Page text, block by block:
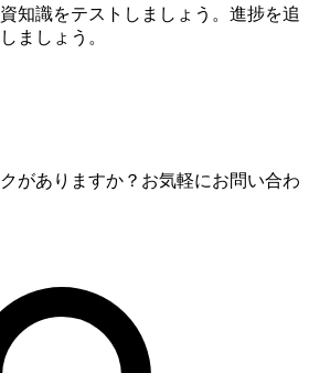
知識をテストしましょう。進捗を追
ましょう。
がありますか？お気軽にお問い合わ